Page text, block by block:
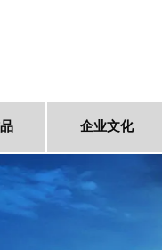
企业文化